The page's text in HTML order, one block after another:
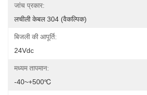
जांच प्रकार:
लचीली केबल 304 (वैकल्पिक)
बिजली की आपूर्ति:
24Vdc
मध्यम तापमान:
-40~+500℃